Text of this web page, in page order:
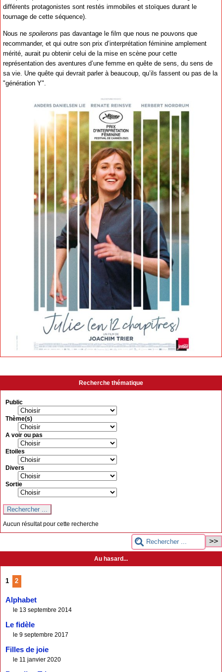
différents protagonistes sont restés immobiles et stoïques durant le
tournage de cette séquence).
Nous ne spoilerons pas davantage le film que nous ne pouvons que
recommander, et qui outre son prix d’interprétation féminine amplement
mérité, aurait pu obtenir celui de la mise en scène pour cette
représentation des aventures d’une femme en quête de sens, du sens de
sa vie. Une quête qui devrait parler à beaucoup, qu’ils fassent ou pas de la
"génération Y".
Recherche thématique
Public
Thème(s)
A voir ou pas
Etoiles
Divers
Sortie
Aucun résultat pour cette recherche
Au hasard...
1 2
Alphabet
le 13 septembre 2014
Le fidèle
le 9 septembre 2017
Filles de joie
le 11 janvier 2020